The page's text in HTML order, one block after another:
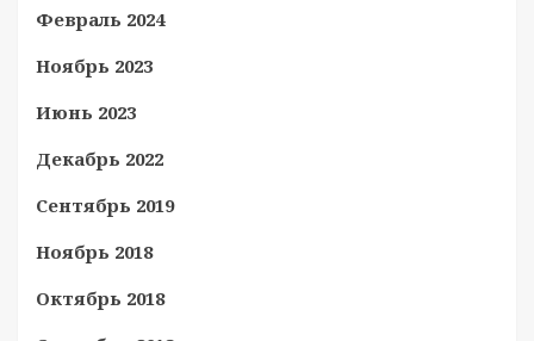
Февраль 2024
Ноябрь 2023
Июнь 2023
Декабрь 2022
Сентябрь 2019
Ноябрь 2018
Октябрь 2018